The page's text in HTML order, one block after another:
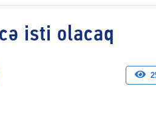
kimi görünən
Paytaxta giriş
"Xoş gəldin,
isti olacaq